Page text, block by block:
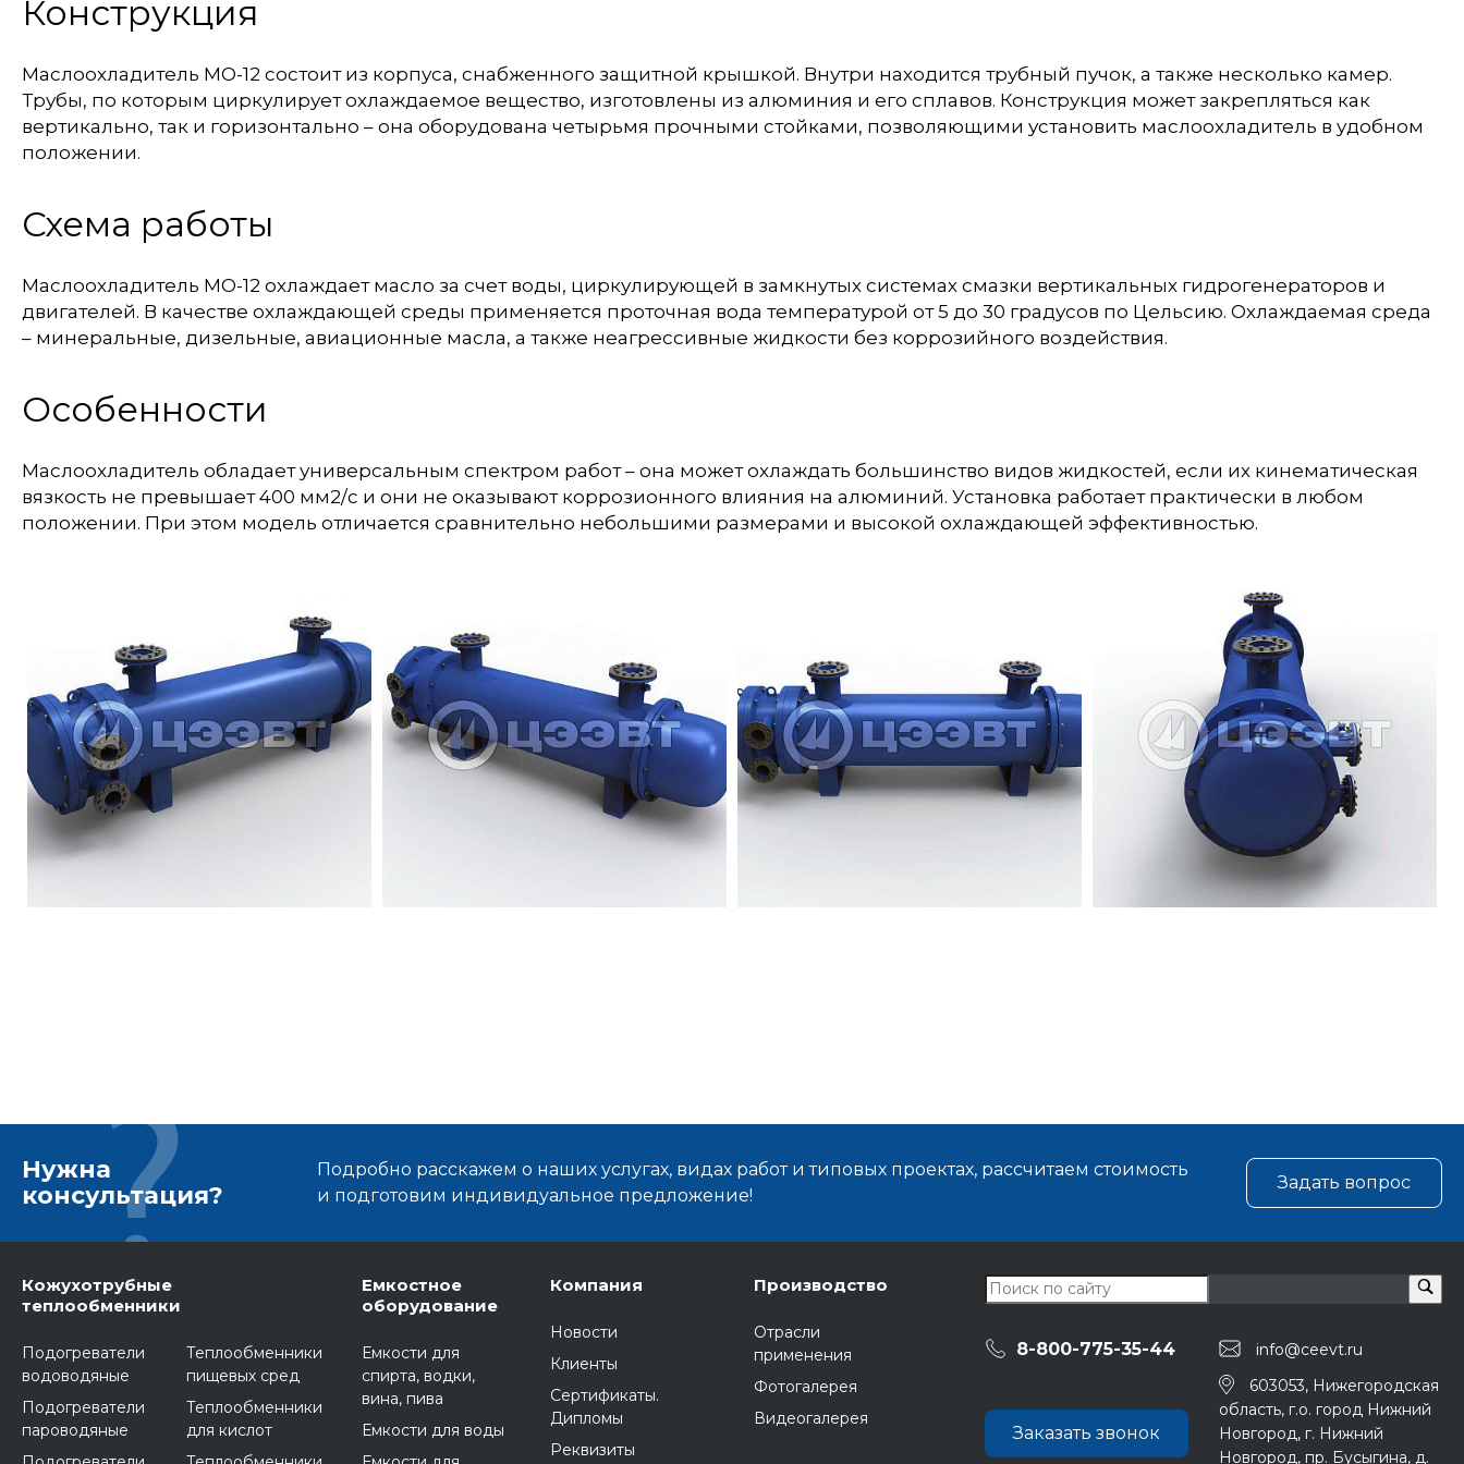
Конструкция
Маслоохладитель МО-12 состоит из корпуса, снабженного защитной крышкой. Внутри находится трубный пучок, а также несколько камер.
Трубы, по которым циркулирует охлаждаемое вещество, изготовлены из алюминия и его сплавов. Конструкция может закрепляться как
вертикально, так и горизонтально – она оборудована четырьмя прочными стойками, позволяющими установить маслоохладитель в удобном
положении.
Схема работы
Маслоохладитель МО-12 охлаждает масло за счет воды, циркулирующей в замкнутых системах смазки вертикальных гидрогенераторов и
двигателей. В качестве охлаждающей среды применяется проточная вода температурой от 5 до 30 градусов по Цельсию. Охлаждаемая среда
– минеральные, дизельные, авиационные масла, а также неагрессивные жидкости без коррозийного воздействия.
Особенности
Маслоохладитель обладает универсальным спектром работ – она может охлаждать большинство видов жидкостей, если их кинематическая
вязкость не превышает 400 мм2/с и они не оказывают коррозионного влияния на алюминий. Установка работает практически в любом
положении. При этом модель отличается сравнительно небольшими размерами и высокой охлаждающей эффективностью.
Нужна
консультация?
Подробно расскажем о наших услугах, видах работ и типовых проектах, рассчитаем стоимость
и подготовим индивидуальное предложение!
Задать вопрос
Кожухотрубные
теплообменники
Подогреватели
водоводяные
Подогреватели
пароводяные
Теплообменники
пищевых сред
Теплообменники
для кислот
Емкостное
оборудование
Емкости для
спирта, водки,
вина, пива
Емкости для воды
Компания
Новости
Клиенты
Сертификаты.
Дипломы
Реквизиты
Производство
Отрасли
применения
Фотогалерея
Видеогалерея
8-800-775-35-44 info@ceevt.ru
Заказать звонок
603053, Нижегородская
область, г.о. город Нижний
Новгород, г. Нижний
Новгород, пр. Бусыгина, д.